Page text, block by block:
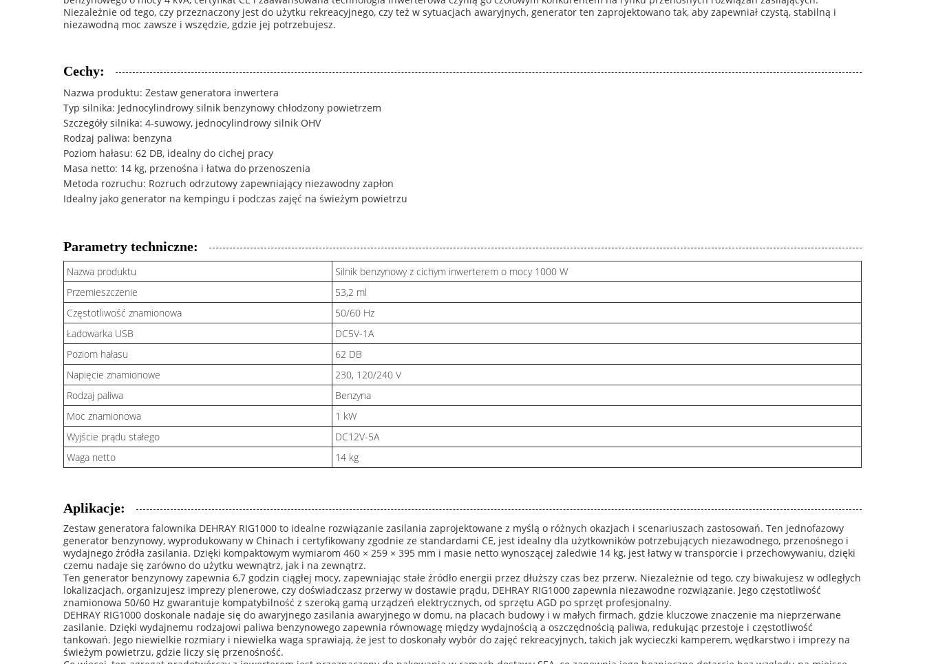
Niezależnie od tego, czy przeznaczony jest do użytku rekreacyjnego, czy też w sytuacjach awaryjnych, generator ten zaprojektowano tak, aby zapewniał czystą, stabilną i
niezawodną moc zawsze i wszędzie, gdzie jej potrzebujesz.
Cechy:
Nazwa produktu: Zestaw generatora inwertera
Typ silnika: Jednocylindrowy silnik benzynowy chłodzony powietrzem
Szczegóły silnika: 4-suwowy, jednocylindrowy silnik OHV
Rodzaj paliwa: benzyna
Poziom hałasu: 62 DB, idealny do cichej pracy
Masa netto: 14 kg, przenośna i łatwa do przenoszenia
Metoda rozruchu: Rozruch odrzutowy zapewniający niezawodny zapłon
Idealny jako generator na kempingu i podczas zajęć na świeżym powietrzu
Parametry techniczne:
Nazwa produktu
Silnik benzynowy z cichym inwerterem o mocy 1000 W
Przemieszczenie
53,2 ml
Częstotliwość znamionowa
50/60 Hz
Ładowarka USB
DC5V-1A
Poziom hałasu
62 DB
Napięcie znamionowe
230, 120/240 V
Rodzaj paliwa
Benzyna
Moc znamionowa
1 kW
Wyjście prądu stałego
DC12V-5A
Waga netto
14 kg
Aplikacje:
Zestaw generatora falownika DEHRAY RIG1000 to idealne rozwiązanie zasilania zaprojektowane z myślą o różnych okazjach i scenariuszach zastosowań. Ten jednofazowy
generator benzynowy, wyprodukowany w Chinach i certyfikowany zgodnie ze standardami CE, jest idealny dla użytkowników potrzebujących niezawodnego, przenośnego i
wydajnego źródła zasilania. Dzięki kompaktowym wymiarom 460 × 259 × 395 mm i masie netto wynoszącej zaledwie 14 kg, jest łatwy w transporcie i przechowywaniu, dzięki
czemu nadaje się zarówno do użytku wewnątrz, jak i na zewnątrz.
Ten generator benzynowy zapewnia 6,7 ​​godzin ciągłej mocy, zapewniając stałe źródło energii przez dłuższy czas bez przerw. Niezależnie od tego, czy biwakujesz w odległych
lokalizacjach, organizujesz imprezy plenerowe, czy doświadczasz przerwy w dostawie prądu, DEHRAY RIG1000 zapewnia niezawodne rozwiązanie. Jego częstotliwość
znamionowa 50/60 Hz gwarantuje kompatybilność z szeroką gamą urządzeń elektrycznych, od sprzętu AGD po sprzęt profesjonalny.
DEHRAY RIG1000 doskonale nadaje się do awaryjnego zasilania awaryjnego w domu, na placach budowy i w małych firmach, gdzie kluczowe znaczenie ma nieprzerwane
zasilanie. Dzięki wydajnemu rodzajowi paliwa benzynowego zapewnia równowagę między wydajnością a oszczędnością paliwa, redukując przestoje i częstotliwość
tankowań. Jego niewielkie rozmiary i niewielka waga sprawiają, że jest to doskonały wybór do zajęć rekreacyjnych, takich jak wycieczki kamperem, wędkarstwo i imprezy na
świeżym powietrzu, gdzie liczy się przenośność.